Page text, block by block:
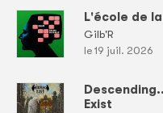
L'école de
Gilb'R
le 19 juil. 2026
Exist